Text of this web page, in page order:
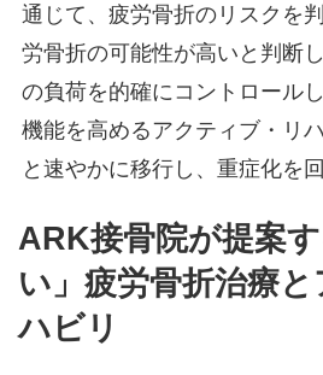
通じて、疲労骨折のリスクを
労骨折の可能性が高いと判断
の負荷を的確にコントロール
機能を高めるアクティブ・リ
と速やかに移行し、重症化を
ARK接骨院が提案
い」疲労骨折治療
ハビリ